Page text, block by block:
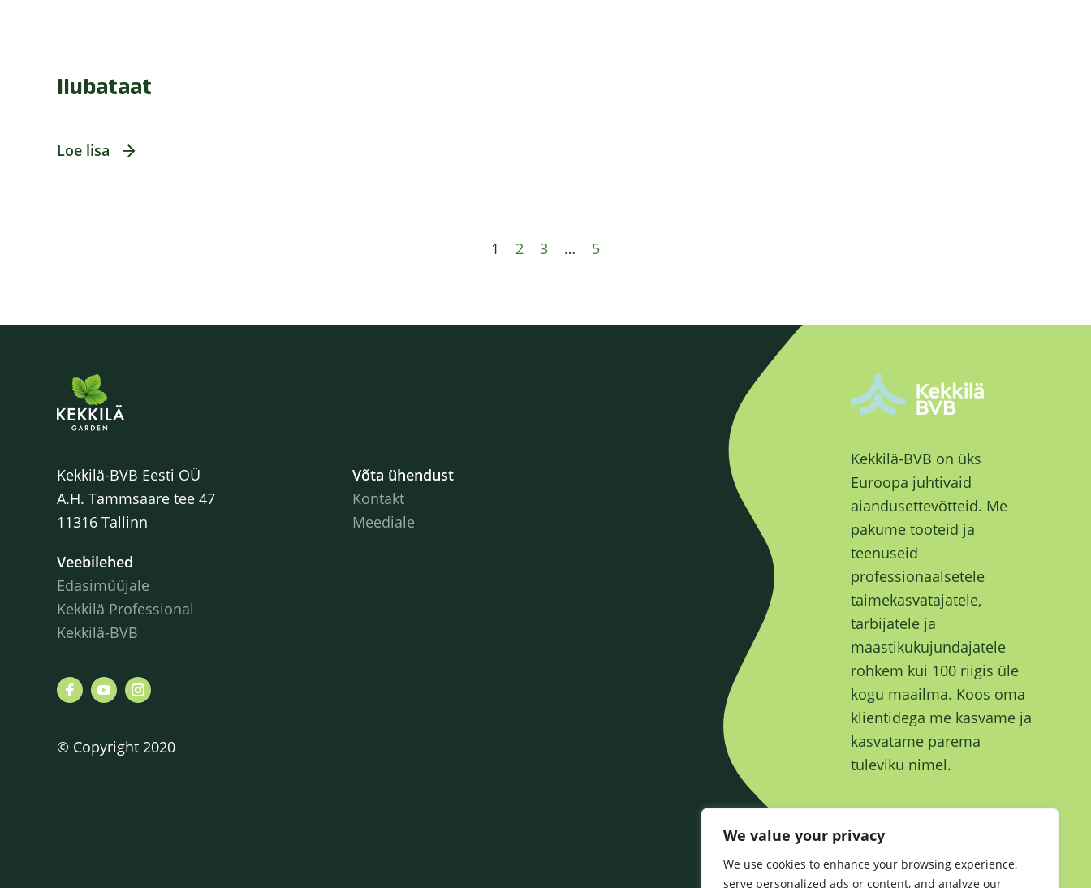
We value your privacy
We use cookies to enhance your browsing experience,
serve personalized ads or content, and analyze our
Ilubataat
Loe lisa
1 2 3 … 5
Kekkilä-BVB Eesti OÜ
A.H. Tammsaare tee 47
11316 Tallinn
Võta ühendust
Kontakt
Meediale
Veebilehed
Edasimüüjale
Kekkilä Professional
Kekkilä-BVB
© Copyright 2020
Kekkilä-BVB on üks
Euroopa juhtivaid
aiandusettevõtteid. Me
pakume tooteid ja
teenuseid
professionaalsetele
taimekasvatajatele,
tarbijatele ja
maastikukujundajatele
rohkem kui 100 riigis üle
kogu maailma. Koos oma
klientidega me kasvame ja
kasvatame parema
tuleviku nimel.
Jätkusuutlikkus